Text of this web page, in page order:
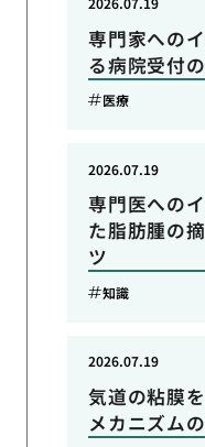
専門家への
る病院受付
医療
専門医への
た脂肪腫の
ツ
2026.07.19
知識
気道の粘膜
メカニズム
2026.07.19